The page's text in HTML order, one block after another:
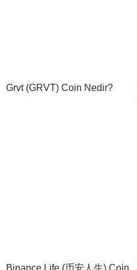
Grvt (GRVT) Coin Nedir?
Binance Life (币安人生) Coin